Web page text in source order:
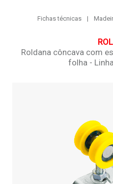
Fichas técnicas
Roldana côncava com
folha -